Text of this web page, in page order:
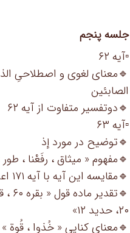
جلسه پنجم
▫️آیه ۶۲
🔹معنای لغوی و اصطلاحیِ
الصابئین
🔹دوتفسیر متفاوت از آیه ۶۲
▫️آیه ۶۳
🔹توضیح در مورد إذ
🔹مفهوم « میثاق ، ر‌فَعْنا ،
🔹مقایسه این آیه با آیه ۱۷۱ اعراف
۲۰، حدید ۱۲»
🔹معنای کنایی « خُذوا ، قُو‌ة »